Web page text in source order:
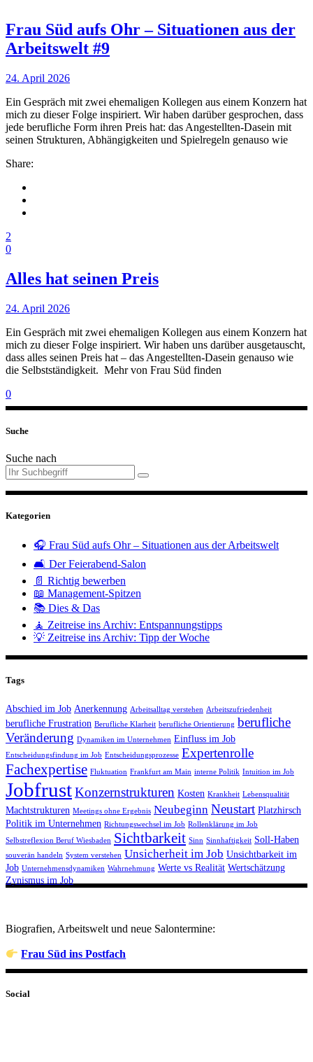
Frau Süd aufs Ohr – Situationen aus der
Arbeitswelt #9
24. April 2026
Ein Gespräch mit zwei ehemaligen Kollegen aus einem Konzern hat
mich zu dieser Folge inspiriert. Wir haben darüber gesprochen, dass
jede berufliche Form ihren Preis hat: das Angestellten-Dasein mit
seinen Strukturen, Abhängigkeiten und Spielregeln genauso wie
Share:
2
0
Alles hat seinen Preis
24. April 2026
Ein Gespräch mit zwei ehemaligen Kollegen aus einem Konzern hat
mich zu dieser Folge inspiriert. Wir haben uns darüber ausgetauscht,
dass alles seinen Preis hat – das Angestellten-Dasein genauso wie
die Selbstständigkeit. Mehr von Frau Süd finden
0
Suche
Suche nach
Kategorien
🎧 Frau Süd aufs Ohr – Situationen aus der Arbeitswelt
🛋️ Der Feierabend-Salon
📄 Richtig bewerben
📖 Management-Spitzen
📚 Dies & Das
🧘 Zeitreise ins Archiv: Entspannungstipps
💡 Zeitreise ins Archiv: Tipp der Woche
Tags
Abschied im Job Anerkennung Arbeitsalltag verstehen Arbeitszufriedenheit
berufliche Frustration Berufliche Klarheit berufliche Orientierung berufliche
Veränderung Dynamiken im Unternehmen Einfluss im Job
Entscheidungsfindung im Job Entscheidungsprozesse Expertenrolle
Fachexpertise Fluktuation Frankfurt am Main interne Politik Intuition im Job
JobfrustKonzernstrukturen Kosten Krankheit Lebensqualität
Machtstrukturen Meetings ohne Ergebnis Neubeginn Neustart Platzhirsch
Politik im Unternehmen Richtungswechsel im Job Rollenklärung im Job
Selbstreflexion Beruf Wiesbaden Sichtbarkeit Sinn Sinnhaftigkeit Soll-Haben
souverän handeln System verstehen Unsicherheit im Job Unsichtbarkeit im
Job Unternehmensdynamiken Wahrnehmung Werte vs Realität Wertschätzung
Zynismus im Job
Biografien, Arbeitswelt und neue Salontermine:
Frau Süd ins Postfach
Social